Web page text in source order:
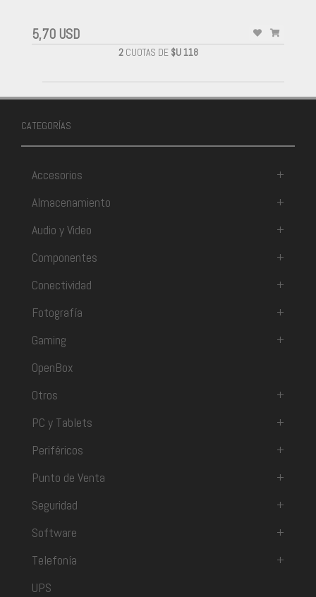
5,70 USD
2CUOTAS DE $U 118
CATEGORÍAS
Accesorios
+
Almacenamiento
+
Audio y Video
+
Componentes
+
Conectividad
+
Fotografía
+
Gaming
+
OpenBox
Otros
+
PC y Tablets
+
Periféricos
+
Punto de Venta
+
Seguridad
+
Software
+
Telefonía
+
UPS